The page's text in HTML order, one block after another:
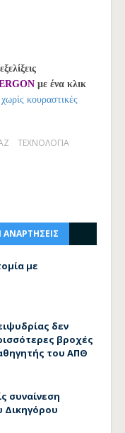
με ένα κλικ
κουραστικές
ΤΕΧΝΟΛΟΓΙΑ
με
δεν
βροχές
του ΑΠΘ
συναίνεση
Δικηγόρου